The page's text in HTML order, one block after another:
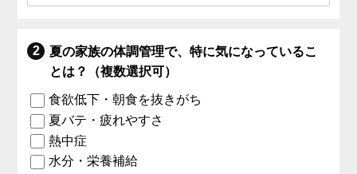
夏の家族の体調管理で、特に気になっているこ
とは？（複数選択可）
食欲低下・朝食を抜きがち
夏バテ・疲れやすさ
熱中症
水分・栄養補給